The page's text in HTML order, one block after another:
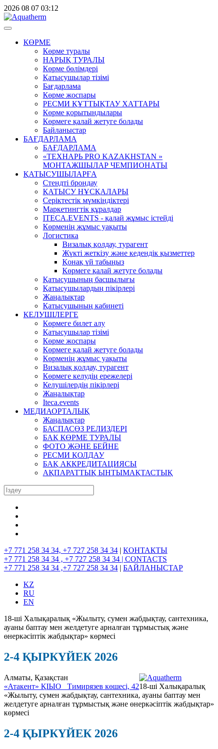
2026 08 07 03:12
КӨРМЕ
Көрме туралы
НАРЫҚ ТУРАЛЫ
Көрме бөлімдері
Қатысушылар тізімі
Бағдарлама
Көрме жоспары
РЕСМИ ҚҰТТЫҚТАУ ХАТТАРЫ
Көрме қорытындылары
Көрмеге қалай жетуге болады
Байланыстар
БАҒДАРЛАМА
БАҒДАРЛАМА
«ТЕХНАРЬ PRO KAZAKHSTAN »
МОНТАЖШЫЛАР ЧЕМПИОНАТЫ
ҚАТЫСУШЫЛАРҒА
Стендті брондау
ҚАТЫСУ НҰСҚАЛАРЫ
Серіктестік мүмкіндіктері
Маркетингтік құралдар
ITECA.EVENTS - қалай жұмыс істейді
Көрменің жұмыс уақыты
Логистика
Визалық қолдау, турагент
Жүкті жеткізу және кедендік қызметтер
Қонақ үй табыңыз
Көрмеге қалай жетуге болады
Қатысушының басшылығы
Қатысушылардың пікірлері
Жаңалықтар
Қатысушының кабинеті
КЕЛУШІЛЕРГЕ
Көрмеге билет алу
Қатысушылар тізімі
Көрме жоспары
Көрмеге қалай жетуге болады
Көрменің жұмыс уақыты
Визалық қолдау, турагент
Көрмеге келудің ережелері
Келушілердің пікірлері
Жаңалықтар
Iteca.events
МЕДИАОРТАЛЫҚ
Жаңалықтар
БАСПАСӨЗ РЕЛИЗДЕРІ
БАҚ КӨРМЕ ТУРАЛЫ
ФОТО ЖӘНЕ БЕЙНЕ
РЕСМИ ҚОЛДАУ
БАҚ АККРЕДИТАЦИЯСЫ
АҚПАРАТТЫҚ ЫНТЫМАҚТАСТЫҚ
+7 771 258 34 34, +7 727 258 34 34 | КОНТАКТЫ
+7 771 258 34 34 , +7 727 258 34 34 | CONTACTS
+7 771 258 34 34 ,+7 727 258 34 34 | БАЙЛАНЫСТАР
KZ
RU
EN
18-ші Халықаралық «Жылыту, сумен жабдықтау, сантехника,
ауаны баптау мен желдетуге арналған тұрмыстық және
өнеркәсіптік жабдықтар» көрмесі
2-4 ҚЫРКҮЙЕК 2026
Алматы, Қазақстан
«Атакент» ҚІЫО Тимирязев көшесі, 4218-ші Халықаралық
«Жылыту, сумен жабдықтау, сантехника, ауаны баптау мен
желдетуге арналған тұрмыстық және өнеркәсіптік жабдықтар»
көрмесі
2-4 ҚЫРКҮЙЕК 2026